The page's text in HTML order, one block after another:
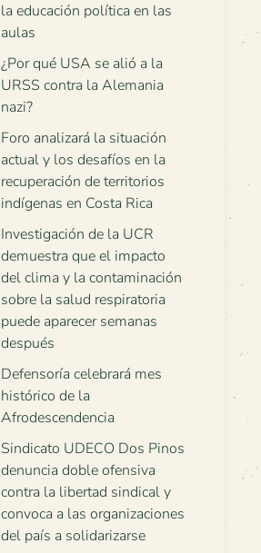
la educación política en las
aulas
¿Por qué USA se alió a la
URSS contra la Alemania
nazi?
Foro analizará la situación
actual y los desafíos en la
recuperación de territorios
indígenas en Costa Rica
Investigación de la UCR
demuestra que el impacto
del clima y la contaminación
sobre la salud respiratoria
puede aparecer semanas
después
Defensoría celebrará mes
histórico de la
Afrodescendencia
Sindicato UDECO Dos Pinos
denuncia doble ofensiva
contra la libertad sindical y
convoca a las organizaciones
del país a solidarizarse